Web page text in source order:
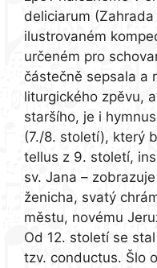
deliciarum
ilustrovaném
určeném pro
částečně sepsala a
liturgického zpěvu,
staršího, je i
(7./8. století), který
tellus z 9. století,
sv. Jana –
ženicha, svatý
městu, novému
Od 12. století se
tzv. conductus. Šlo